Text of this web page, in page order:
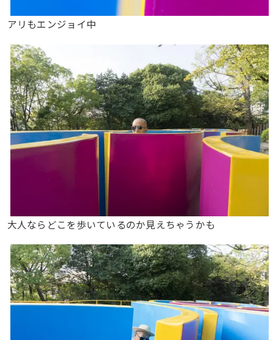
アリもエンジョイ中
大人ならどこを歩いているのか見えちゃうかも